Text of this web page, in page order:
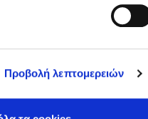
Προβολή λεπτομερειών